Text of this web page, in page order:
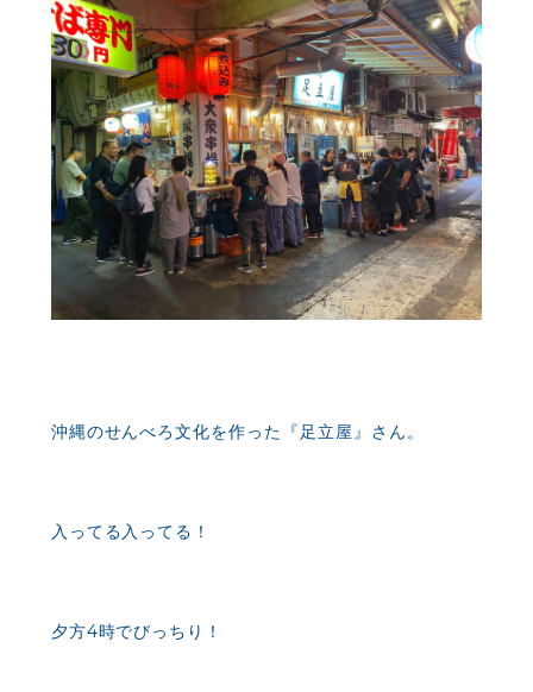
沖縄のせんべろ文化を作った『足立屋』さん。
入ってる入ってる！
夕方4時でびっちり！